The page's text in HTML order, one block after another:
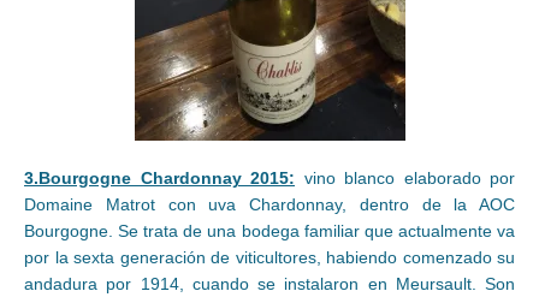
3.Bourgogne Chardonnay 2015: vino blanco elaborado por
Domaine Matrot con uva Chardonnay, dentro de la AOC
Bourgogne. Se trata de una bodega familiar que actualmente va
por la sexta generación de viticultores, habiendo comenzado su
andadura por 1914, cuando se instalaron en Meursault. Son